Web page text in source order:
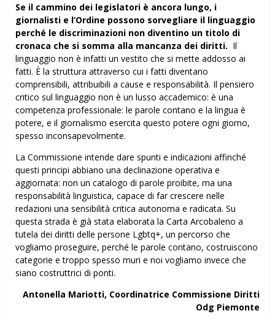
Se il cammino dei legislatori è ancora lungo, i
giornalisti e l’Ordine possono sorvegliare il linguaggio
perché le discriminazioni non diventino un titolo di
cronaca che si somma alla mancanza dei diritti. Il
linguaggio non è infatti un vestito che si mette addosso ai
fatti. È la struttura attraverso cui i fatti diventano
comprensibili, attribuibili a cause e responsabilità. Il pensiero
critico sul linguaggio non è un lusso accademico: è una
competenza professionale: le parole contano e la lingua è
potere, e il giornalismo esercita questo potere ogni giorno,
spesso inconsapevolmente.
La Commissione intende dare spunti e indicazioni affinché
questi principi abbiano una declinazione operativa e
aggiornata: non un catalogo di parole proibite, ma una
responsabilità linguistica, capace di far crescere nelle
redazioni una sensibilità critica autonoma e radicata. Su
questa strada è già stata elaborata la Carta Arcobaleno a
tutela dei diritti delle persone Lgbtq+, un percorso che
vogliamo proseguire, perché le parole contano, costruiscono
categorie e troppo spesso muri e noi vogliamo invece che
siano costruttrici di ponti.
Antonella Mariotti, Coordinatrice Commissione Diritti
Odg Piemonte